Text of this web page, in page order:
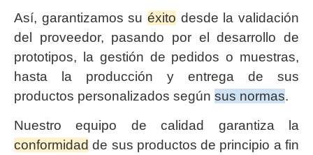
Así, garantizamos su éxito desde la validación
del proveedor, pasando por el desarrollo de
prototipos, la gestión de pedidos o muestras,
hasta la producción y entrega de sus
productos personalizados según sus normas.
Nuestro equipo de calidad garantiza la
conformidad de sus productos de principio a fin